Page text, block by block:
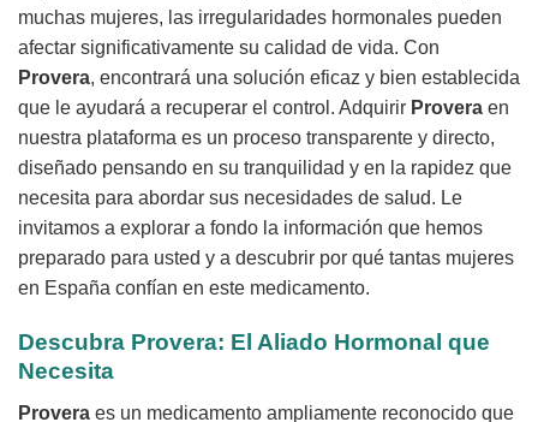
muchas mujeres, las irregularidades hormonales pueden
afectar significativamente su calidad de vida. Con
Provera, encontrará una solución eficaz y bien establecida
que le ayudará a recuperar el control. Adquirir Provera en
nuestra plataforma es un proceso transparente y directo,
diseñado pensando en su tranquilidad y en la rapidez que
necesita para abordar sus necesidades de salud. Le
invitamos a explorar a fondo la información que hemos
preparado para usted y a descubrir por qué tantas mujeres
en España confían en este medicamento.
Descubra Provera: El Aliado Hormonal que
Necesita
Provera es un medicamento ampliamente reconocido que